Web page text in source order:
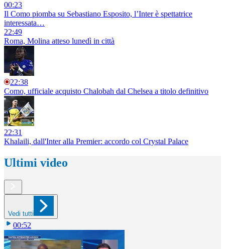
00:23
Il Como piomba su Sebastiano Esposito, l’Inter è spettatrice
interessata…
22:49
Roma, Molina atteso lunedì in città
22:38
Como, ufficiale acquisto Chalobah dal Chelsea a titolo definitivo
22:31
Khalaili, dall'Inter alla Premier: accordo col Crystal Palace
Ultimi video
Vedi tutti
00:52